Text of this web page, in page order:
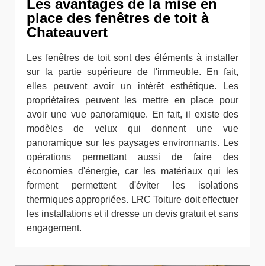
Les avantages de la mise en
place des fenêtres de toit à
Chateauvert
Les fenêtres de toit sont des éléments à installer
sur la partie supérieure de l'immeuble. En fait,
elles peuvent avoir un intérêt esthétique. Les
propriétaires peuvent les mettre en place pour
avoir une vue panoramique. En fait, il existe des
modèles de velux qui donnent une vue
panoramique sur les paysages environnants. Les
opérations permettant aussi de faire des
économies d'énergie, car les matériaux qui les
forment permettent d'éviter les isolations
thermiques appropriées. LRC Toiture doit effectuer
les installations et il dresse un devis gratuit et sans
engagement.